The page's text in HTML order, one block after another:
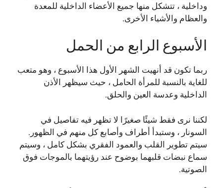
وداخلية ، تتشكل منها جميع الأعضاء الداخلية للمعدة
والعظام والأشياء الأخرى.
الأسبوع الرابع من الحمل
ربما تكون قد أنهيت الشهر الأول هذا الأسبوع ، وهو متعب
للغاية بالنسبة للمرأة الحامل ، حيث سيظهر الأذن
الداخلية وعدسة العين والحلق.
لكننا نرى فقط شيئًا صغيرًا لا تظهر فيه تفاصيل في
السونار ، وستبدأ أطراف وأصابع كل منهم في الظهور.
سيتم تطوير القلب والعمود الفقري بشكل كامل ، وسيتم
سماع نبضات قلبهما بوضوح عند رؤيتهما بالموجات فوق
الصوتية.